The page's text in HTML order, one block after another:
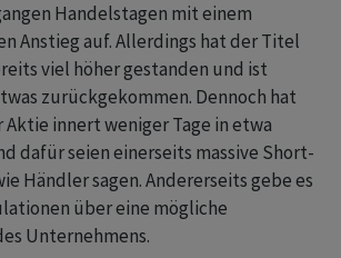
Handelstagen mit einem
Anstieg auf. Allerdings hat der Titel
viel höher gestanden und ist
zurückgekommen. Dennoch hat
Aktie innert weniger Tage in etwa
dafür seien einerseits massive Short-
Händler sagen. Andererseits gebe es
über eine mögliche
Unternehmens.